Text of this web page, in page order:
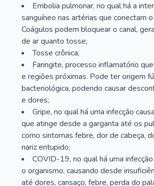
Embolia pulmonar, no qual há a
sanguíneo nas artérias que conectam
Coágulos podem bloquear o canal,
de ar quanto tosse;
Tosse crônica;
Faringite, processo inflamatório
e regiões próximas. Pode ter origem
bacteriológica, podendo causar
e dores;
Gripe, no qual há uma infecção
que atinge desde a garganta até os
como sintomas febre, dor de cabeça,
nariz entupido;
COVID-19, no qual há uma
o organismo, causando desde
até dores, cansaço, febre, perda do